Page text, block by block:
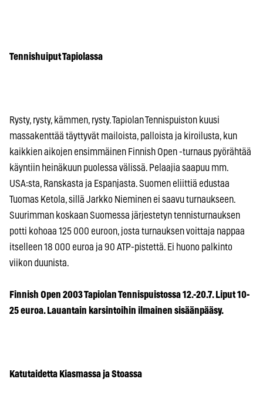
Tennishuiput Tapiolassa
Rysty, rysty, kämmen, rysty. Tapiolan Tennispuiston kuusi
massakenttää täyttyvät mailoista, palloista ja kiroilusta, kun
kaikkien aikojen ensimmäinen Finnish Open -turnaus pyörähtää
käyntiin heinäkuun puolessa välissä. Pelaajia saapuu mm.
USA:sta, Ranskasta ja Espanjasta. Suomen eliittiä edustaa
Tuomas Ketola, sillä Jarkko Nieminen ei saavu turnaukseen.
Suurimman koskaan Suomessa järjestetyn tennisturnauksen
potti kohoaa 125 000 euroon, josta turnauksen voittaja nappaa
itselleen 18 000 euroa ja 90 ATP-pistettä. Ei huono palkinto
viikon duunista.
Finnish Open 2003 Tapiolan Tennispuistossa 12.-20.7. Liput 10-
25 euroa. Lauantain karsintoihin ilmainen sisäänpääsy.
Katutaidetta Kiasmassa ja Stoassa